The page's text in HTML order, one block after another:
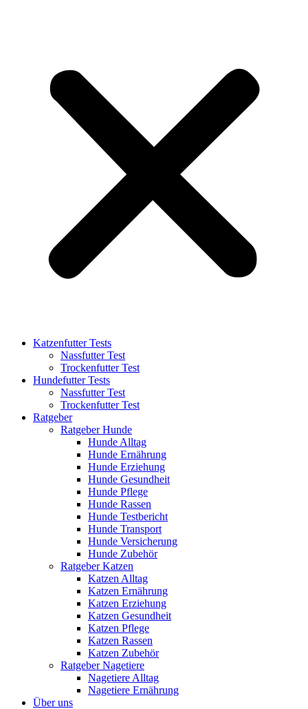
Katzenfutter Tests
Nassfutter Test
Trockenfutter Test
Hundefutter Tests
Nassfutter Test
Trockenfutter Test
Ratgeber
Ratgeber Hunde
Hunde Alltag
Hunde Ernährung
Hunde Erziehung
Hunde Gesundheit
Hunde Pflege
Hunde Rassen
Hunde Testbericht
Hunde Transport
Hunde Versicherung
Hunde Zubehör
Ratgeber Katzen
Katzen Alltag
Katzen Ernährung
Katzen Erziehung
Katzen Gesundheit
Katzen Pflege
Katzen Rassen
Katzen Zubehör
Ratgeber Nagetiere
Nagetiere Alltag
Nagetiere Ernährung
Über uns